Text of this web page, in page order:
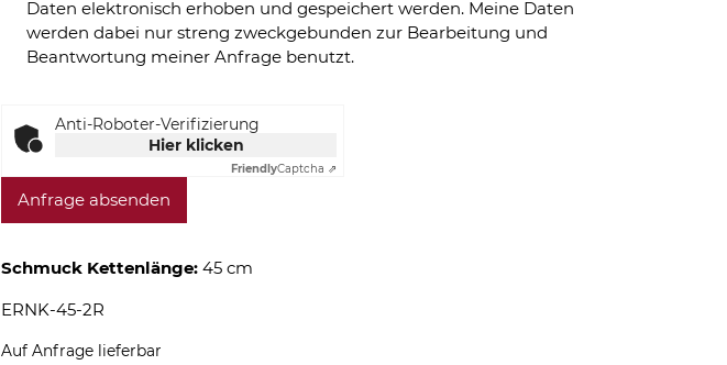
Daten elektronisch erhoben und gespeichert werden. Meine Daten
werden dabei nur streng zweckgebunden zur Bearbeitung und
Beantwortung meiner Anfrage benutzt.
Anti-Roboter-Verifizierung
Hier klicken
FriendlyCaptcha ⇗
Anfrage absenden
Schmuck Kettenlänge: 45 cm
ERNK-45-2R
Auf Anfrage lieferbar